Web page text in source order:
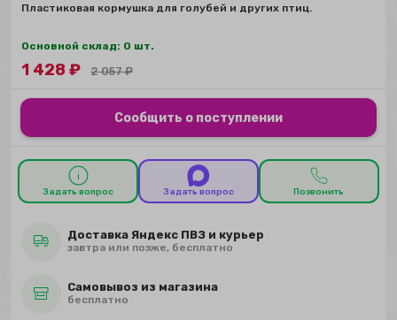
Пластиковая кормушка для голубей и других птиц.
Основной склад: 0 шт.
1 428 ₽ 2 057₽
Сообщить о поступлении
Задать вопрос Задать вопрос Позвонить
Доставка Яндекс ПВЗ и курьер
завтра или позже, бесплатно
Самовывоз из магазина
бесплатно